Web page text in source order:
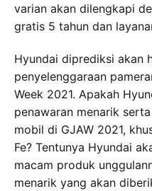
varian akan dilengkapi
gratis 5 tahun dan
Hyundai diprediksi akan
penyelenggaraan
Week 2021. Apakah
penawaran menarik
mobil di GJAW 2021,
Fe? Tentunya Hyundai
macam produk
menarik yang akan